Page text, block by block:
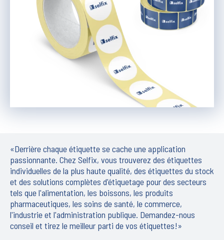
«Derrière chaque étiquette se cache une application
passionnante. Chez Selfix, vous trouverez des étiquettes
individuelles de la plus haute qualité, des étiquettes du stock
et des solutions complètes d'étiquetage pour des secteurs
tels que l'alimentation, les boissons, les produits
pharmaceutiques, les soins de santé, le commerce,
l'industrie et l'administration publique. Demandez-nous
conseil et tirez le meilleur parti de vos étiquettes!»